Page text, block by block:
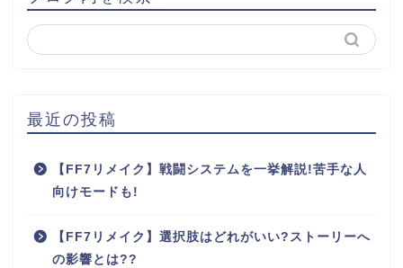
最近の投稿
【FF7リメイク】戦闘システムを一挙解説!苦手な人
向けモードも!
【FF7リメイク】選択肢はどれがいい?ストーリーへ
の影響とは??